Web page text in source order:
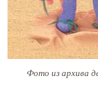
Фото из архива